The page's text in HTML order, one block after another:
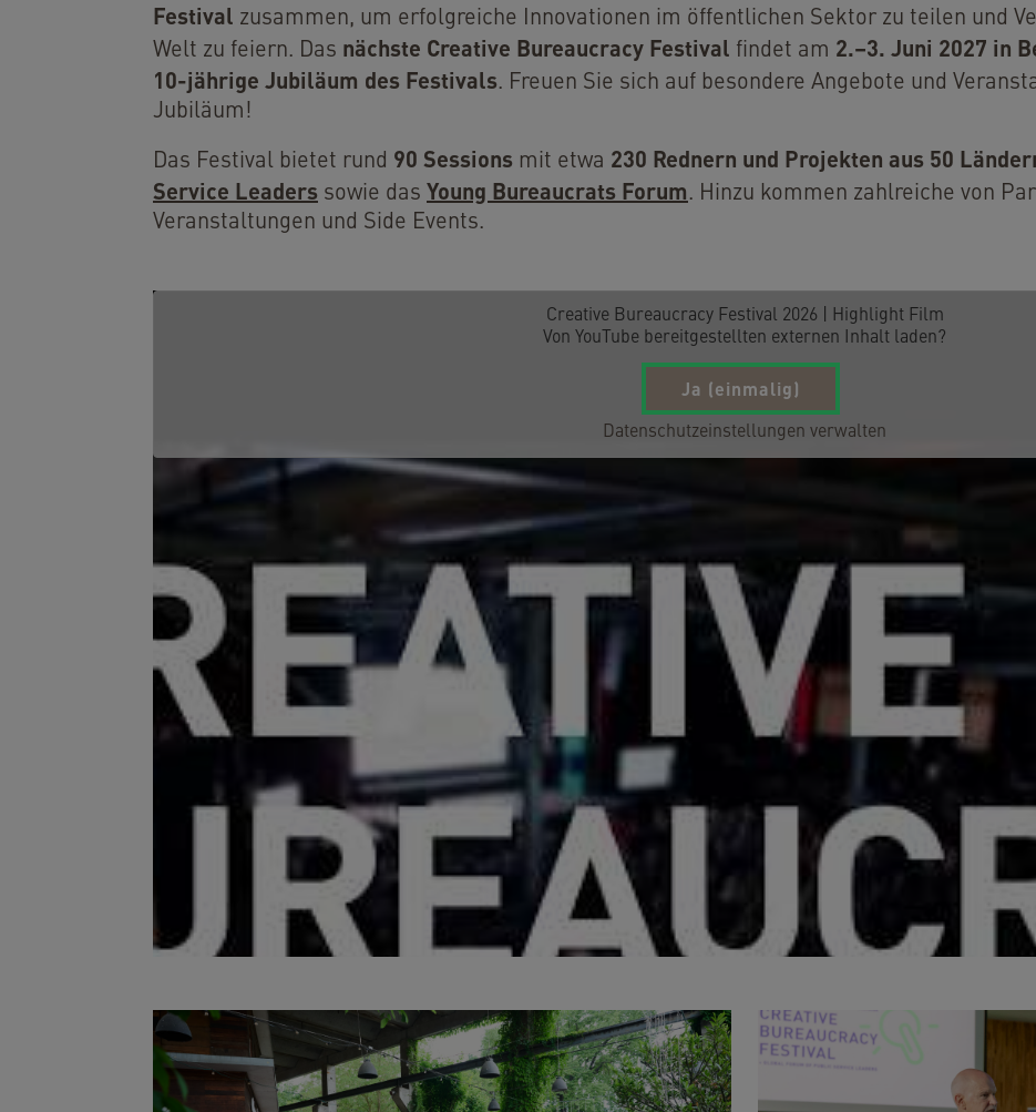
Festival zusammen, um erfolgreiche Innovationen im öffentlichen Sektor zu teilen und
Welt zu feiern. Das nächste Creative Bureaucracy Festival findet am 2.–3. Juni 2027 in
10-jährige Jubiläum des Festivals. Freuen Sie sich auf besondere Angebote und
Jubiläum!
Das Festival bietet rund 90 Sessions mit etwa 230 Rednern und Projekten aus 50
Service Leaders sowie das Young Bureaucrats Forum. Hinzu kommen zahlreiche von
Veranstaltungen und Side Events.
Creative Bureaucracy Festival 2026 | Highlight Film
Von YouTube bereitgestellten externen Inhalt laden?
Ja (einmalig)
Datenschutzeinstellungen verwalten